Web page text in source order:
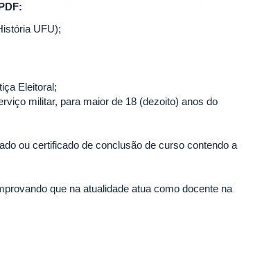
UFU);
Eleitoral;
militar, para maior de 18 (dezoito) anos do
ou certificado de conclusão de curso contendo a
que na atualidade atua como docente na